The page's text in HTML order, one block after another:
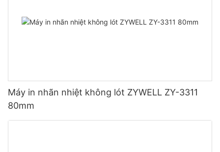
Máy in nhãn nhiệt không lót ZYWELL ZY-3311
80mm